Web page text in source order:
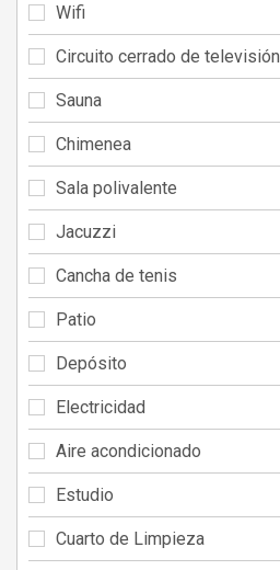
Wifi
Circuito cerrado de televisión
Sauna
Chimenea
Sala polivalente
Jacuzzi
Cancha de tenis
Patio
Depósito
Electricidad
Aire acondicionado
Estudio
Cuarto de Limpieza